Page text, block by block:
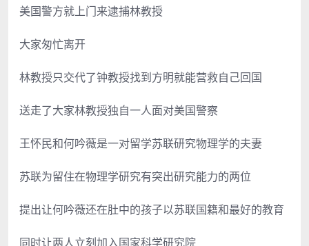
美国警方就上门来逮捕林教授
大家匆忙离开
林教授只交代了钟教授找到方明就能营救自己回国
送走了大家林教授独自一人面对美国警察
王怀民和何吟薇是一对留学苏联研究物理学的夫妻
苏联为留住在物理学研究有突出研究能力的两位
提出让何吟薇还在肚中的孩子以苏联国籍和最好的教育
同时让两人立刻加入国家科学研究院